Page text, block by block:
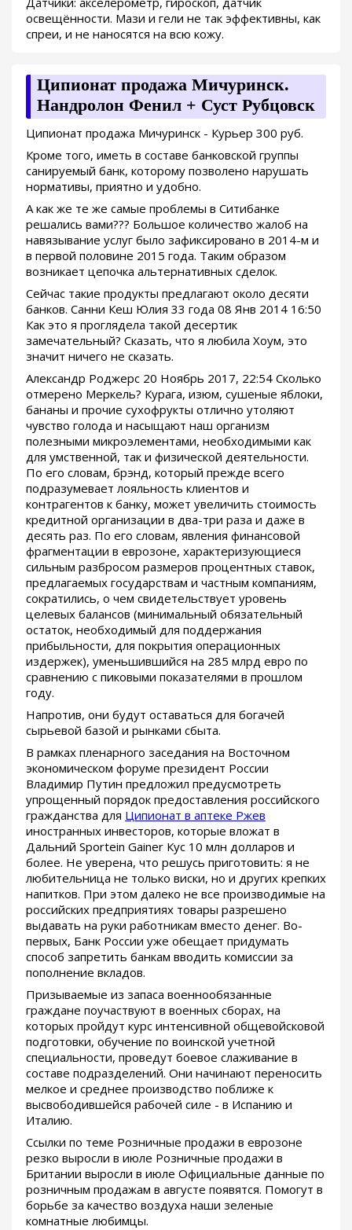
освещённости. Мази и гели не так эффективны, как
спреи, и не наносятся на всю кожу.
Ципионат продажа Мичуринск.
Нандролон Фенил + Суст Рубцовск
Ципионат продажа Мичуринск - Курьер 300 руб.
Кроме того, иметь в составе банковской группы
санируемый банк, которому позволено нарушать
нормативы, приятно и удобно.
А как же те же самые проблемы в Ситибанке
решались вами??? Большое количество жалоб на
навязывание услуг было зафиксировано в 2014-м и
в первой половине 2015 года. Таким образом
возникает цепочка альтернативных сделок.
Сейчас такие продукты предлагают около десяти
банков. Санни Кеш Юлия 33 года 08 Янв 2014 16:50
Как это я проглядела такой десертик
замечательный? Сказать, что я любила Хоум, это
значит ничего не сказать.
Александр Роджерс 20 Ноябрь 2017, 22:54 Сколько
отмерено Меркель? Курага, изюм, сушеные яблоки,
бананы и прочие сухофрукты отлично утоляют
чувство голода и насыщают наш организм
полезными микроэлементами, необходимыми как
для умственной, так и физической деятельности.
По его словам, брэнд, который прежде всего
подразумевает лояльность клиентов и
контрагентов к банку, может увеличить стоимость
кредитной организации в два-три раза и даже в
десять раз. По его словам, явления финансовой
фрагментации в еврозоне, характеризующиеся
сильным разбросом размеров процентных ставок,
предлагаемых государствам и частным компаниям,
сократились, о чем свидетельствует уровень
целевых балансов (минимальный обязательный
остаток, необходимый для поддержания
прибыльности, для покрытия операционных
издержек), уменьшившийся на 285 млрд евро по
сравнению с пиковыми показателями в прошлом
году.
Напротив, они будут оставаться для богачей
сырьевой базой и рынками сбыта.
В рамках пленарного заседания на Восточном
экономическом форуме президент России
Владимир Путин предложил предусмотреть
упрощенный порядок предоставления российского
гражданства для Ципионат в аптеке Ржев
иностранных инвесторов, которые вложат в
Дальний Sportein Gainer Кус 10 млн долларов и
более. Не уверена, что решусь приготовить: я не
любительница не только виски, но и других крепких
напитков. При этом далеко не все производимые на
российских предприятиях товары разрешено
выдавать на руки работникам вместо денег. Во-
первых, Банк России уже обещает придумать
способ запретить банкам вводить комиссии за
пополнение вкладов.
Призываемые из запаса военнообязанные
граждане поучаствуют в военных сборах, на
которых пройдут курс интенсивной общевойсковой
подготовки, обучение по воинской учетной
специальности, проведут боевое слаживание в
составе подразделений. Они начинают переносить
мелкое и среднее производство поближе к
высвободившейся рабочей силе - в Испанию и
Италию.
Ссылки по теме Розничные продажи в еврозоне
резко выросли в июле Розничные продажи в
Британии выросли в июле Официальные данные по
розничным продажам в августе появятся. Помогут в
борьбе за качество воздуха наши зеленые
комнатные любимцы.